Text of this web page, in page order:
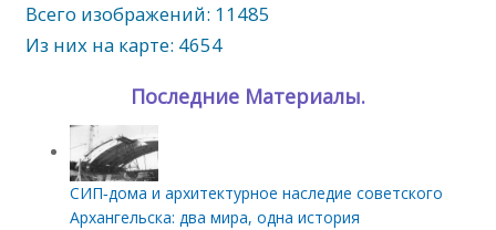
Всего изображений: 11485
Из них на карте: 4654
Последние Материалы.
СИП‑дома и архитектурное наследие советского
Архангельска: два мира, одна история